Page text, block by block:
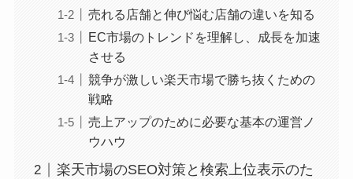
売れる店舗と伸び悩む店舗の違いを知る
EC市場のトレンドを理解し、成長を加速
させる
競争が激しい楽天市場で勝ち抜くための
戦略
売上アップのために必要な基本の運営ノ
ウハウ
楽天市場のSEO対策と検索上位表示のた